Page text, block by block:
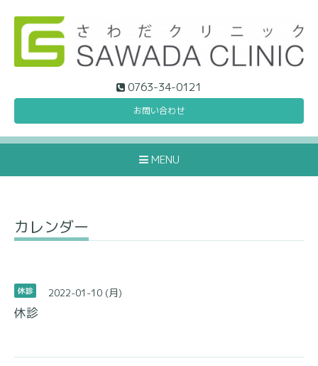
0763-34-0121
お問い合わせ
MENU
カレンダー
休診 2022-01-10 (月)
休診